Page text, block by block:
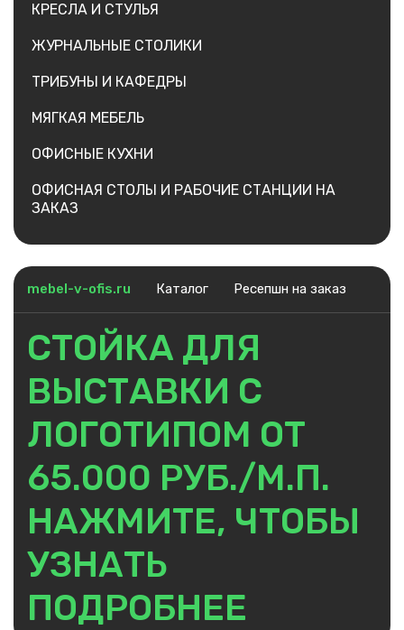
КРЕСЛА И СТУЛЬЯ
ЖУРНАЛЬНЫЕ СТОЛИКИ
ТРИБУНЫ И КАФЕДРЫ
МЯГКАЯ МЕБЕЛЬ
ОФИСНЫЕ КУХНИ
ОФИСНАЯ СТОЛЫ И РАБОЧИЕ СТАНЦИИ НА
ЗАКАЗ
mebel-v-ofis.ru Каталог Ресепшн на заказ
СТОЙКА ДЛЯ
ВЫСТАВКИ С
ЛОГОТИПОМ ОТ
65.000 РУБ./М.П.
НАЖМИТЕ, ЧТОБЫ
УЗНАТЬ
ПОДРОБНЕЕ